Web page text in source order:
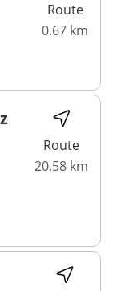
Route
0.67 km
Route
20.58 km